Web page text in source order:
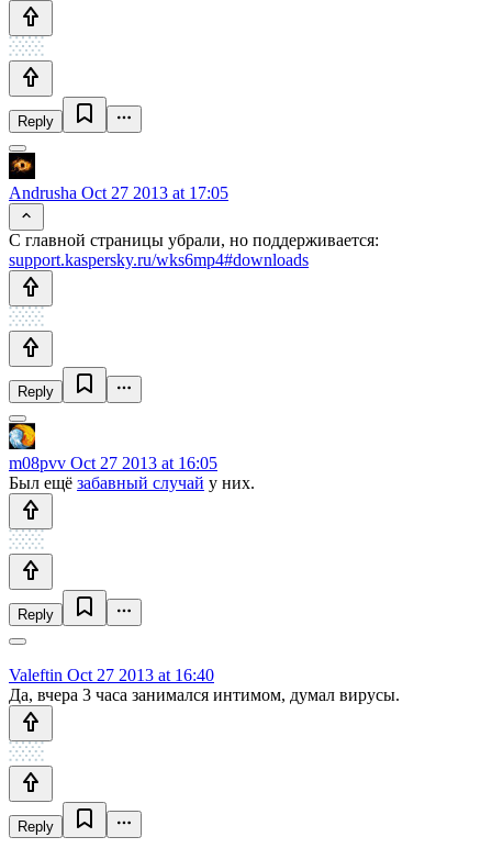
Reply
Andrusha Oct 27 2013 at 17:05
С главной страницы убрали, но поддерживается:
support.kaspersky.ru/wks6mp4#downloads
Reply
m08pvv Oct 27 2013 at 16:05
Был ещё забавный случай у них.
Reply
Valeftin Oct 27 2013 at 16:40
Да, вчера 3 часа занимался интимом, думал вирусы.
Reply